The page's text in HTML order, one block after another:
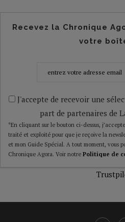
Recevez la Chronique
votre
J'accepte de recevoir une
part de partenaires de
*En cliquant sur le bouton ci-dessus,
traité et exploité pour que je reçoive la
et mon Guide Spécial. A tout moment, vous
Chronique Agora. Voir notre Politique de